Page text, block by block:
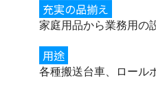
充実の品揃え
家庭用品から業務用の
用途
各種搬送台車、ロール